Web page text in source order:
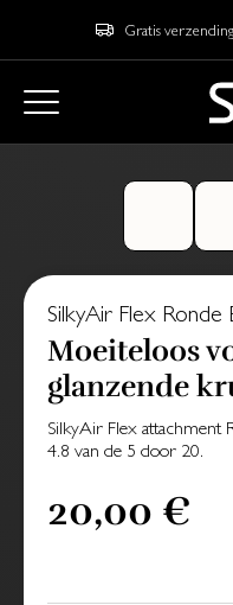
Gratis
SilkyAir Flex
Moeiteloos
glanzende
SilkyAir Flex attachment
4.8 van de 5 door 20.
20,00 €